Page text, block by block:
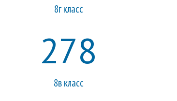
8г класс
278
8в класс